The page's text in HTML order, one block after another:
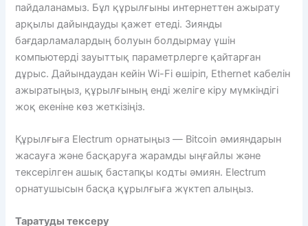
пайдаланамыз. Бұл құрылғыны интернеттен ажырату
арқылы дайындауды қажет етеді. Зиянды
бағдарламалардың болуын болдырмау үшін
компьютерді зауыттық параметрлерге қайтарған
дұрыс. Дайындаудан кейін Wi-Fi өшіріп, Ethernet кабелін
ажыратыңыз, құрылғының енді желіге кіру мүмкіндігі
жоқ екеніне көз жеткізіңіз.
Құрылғыға Electrum орнатыңыз — Bitcoin әмияндарын
жасауға және басқаруға жарамды ыңғайлы және
тексерілген ашық бастапқы кодты әмиян. Electrum
орнатушысын басқа құрылғыға жүктеп алыңыз.
Таратуды тексеру